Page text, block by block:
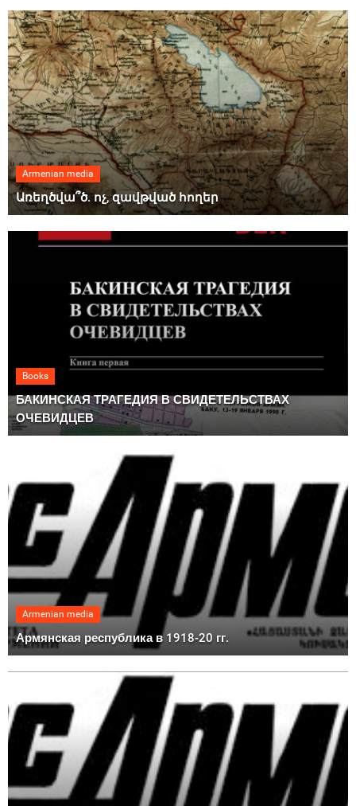
Armenian media
Առեղծվա՞ծ. ոչ, զավթված հողեր
Books
БАКИНСКАЯ ТРАГЕДИЯ В СВИДЕТЕЛЬСТВАХ
ОЧЕВИДЦЕВ
Armenian media
Армянская республика в 1918-20 гг.